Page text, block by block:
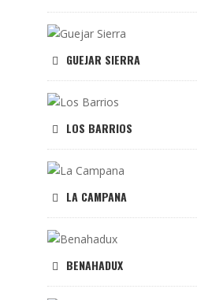
GUEJAR SIERRA
LOS BARRIOS
LA CAMPANA
BENAHADUX